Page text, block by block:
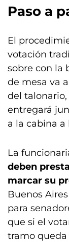
Paso a
El
votación
sobre con la
de mesa va
del
entregará
a la cabina a
La
deben
marcar su
Buenos
para
que si el
tramo queda